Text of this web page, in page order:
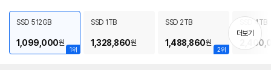
치
기
1위
SSD 512GB
1,099,000원
SSD 1TB
1,328,860원
2위
SSD 2TB
1,488,860원
SSD 4TB
더보기